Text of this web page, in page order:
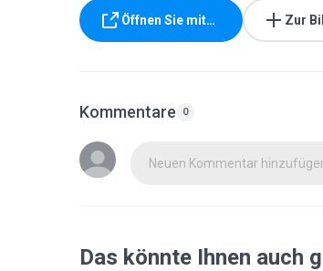
Öffnen Sie mit… Zur
Kommentare 0
Neuen Kommentar
Das könnte Ihnen auch